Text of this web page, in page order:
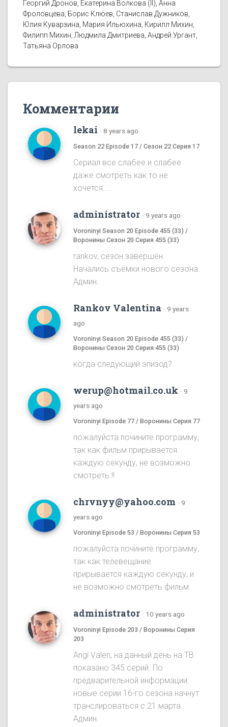
Георгий Дронов, Екатерина Волкова (II), Анна
Фроловцева, Борис Клюев, Станислав Дужников,
Юлия Куварзина, Мария Ильюхина, Кирилл Михин,
Филипп Михин, Людмила Дмитриева, Андрей Ургант,
Татьяна Орлова
Комментарии
lekai · 8 years ago
Season 22 Episode 17 / Сезон 22 Серия 17
Сериал все слабее и слабее
даже смотреть как то не
хочется....
administrator · 9 years ago
Voroninyi Season 20 Episode 455 (33) /
Воронины Сезон 20 Серия 455 (33)
rankov, сезон завершён.
Начались съёмки нового сезона.
Админ.
Rankov Valentina · 9 years
ago
Voroninyi Season 20 Episode 455 (33) /
Воронины Сезон 20 Серия 455 (33)
когда следующий эпизод?
werup@hotmail.co.uk · 9
years ago
Voroninyi Episode 77 / Воронины Серия 77
пожалуйста почините программу,
так как фильм прирывается
каждую секунду, не возможно
смотреть !!
chrvnyy@yahoo.com · 9
years ago
Voroninyi Episode 53 / Воронины Серия 53
пожалуйста почините программу,
так как телевещание
прирывается каждую секунду, и
не возможно смотреть фильм
administrator · 10 years ago
Voroninyi Episode 203 / Воронины Серия
203
Angi Valen, на данный день на ТВ
показано 345 серий. По
предварительной информации:
новые серии 16-го сезона начнут
транслироваться с 21 марта.
Админ.